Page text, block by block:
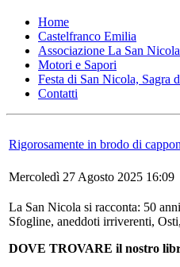
Home
Castelfranco Emilia
Associazione La San Nicola
Motori e Sapori
Festa di San Nicola, Sagra
Contatti
Rigorosamente in brodo di
Mercoledì 27 Agosto 2025 16:09
La San Nicola si racconta: 50
Sfogline, aneddoti irriverenti,
DOVE TROVARE il nostro